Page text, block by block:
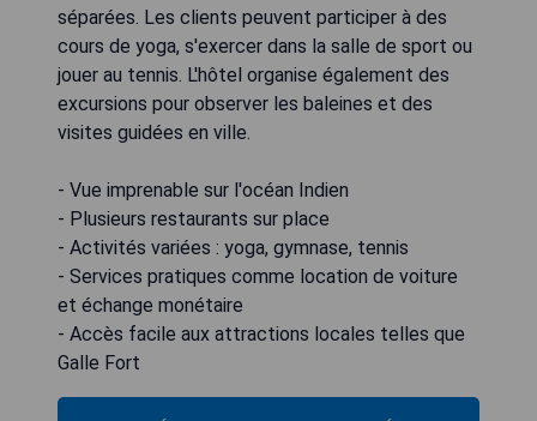
séparées. Les clients peuvent participer à des
cours de yoga, s'exercer dans la salle de sport ou
jouer au tennis. L'hôtel organise également des
excursions pour observer les baleines et des
visites guidées en ville.
- Vue imprenable sur l'océan Indien
- Plusieurs restaurants sur place
- Activités variées : yoga, gymnase, tennis
- Services pratiques comme location de voiture
et échange monétaire
- Accès facile aux attractions locales telles que
Galle Fort